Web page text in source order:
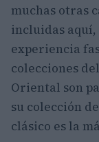
muchas otras
incluidas aquí,
experiencia
colecciones
Oriental son
su colección de
clásico es la